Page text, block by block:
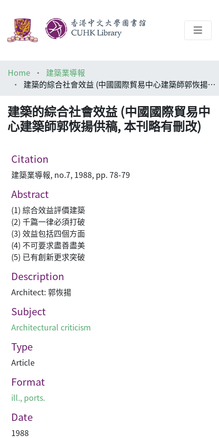
Help
Home
建築業導報
建築的綜合社會效益 (中國國際貿易中心建築師郭恢揚供稿, 本刊略有刪改)
建築的綜合社會效益 (中國國際貿易中
心建築師郭恢揚供稿, 本刊略有刪改)
Citation
建築業導報, no.7, 1988, pp. 78-79
Abstract
(1) 綜合效益評價建築
(2) 千篇一律必須打破
(3) 效益包括四個方面
(4) 不可要求盡善盡美
(5) 已有創新更求突破
Description
Architect: 郭恢揚
Subject
Architectural criticism
Type
Article
Format
ill., ports.
Date
1988